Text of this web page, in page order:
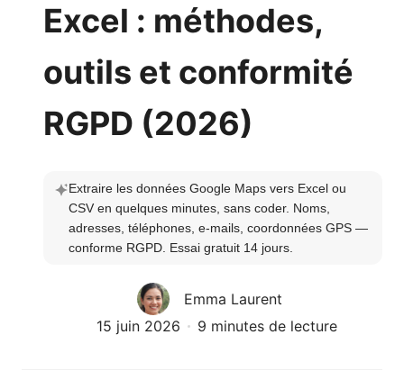
Excel : méthodes,
outils et conformité
RGPD (2026)
Extraire les données Google Maps vers Excel ou
CSV en quelques minutes, sans coder. Noms,
adresses, téléphones, e-mails, coordonnées GPS —
conforme RGPD. Essai gratuit 14 jours.
Emma Laurent
15 juin 2026
9 minutes de lecture